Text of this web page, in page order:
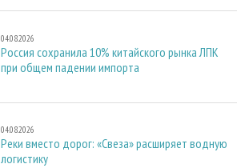
04.08.2026
Россия сохранила 10% китайского рынка ЛПК
при общем падении импорта
04.08.2026
Реки вместо дорог: «Свеза» расширяет водную
логистику